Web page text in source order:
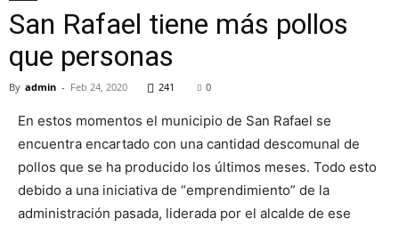
San Rafael tiene más pollos
que personas
By admin - Feb 24, 2020 241 0
En estos momentos el municipio de San Rafael se
encuentra encartado con una cantidad descomunal de
pollos que se ha producido los últimos meses. Todo esto
debido a una iniciativa de “emprendimiento” de la
administración pasada, liderada por el alcalde de ese